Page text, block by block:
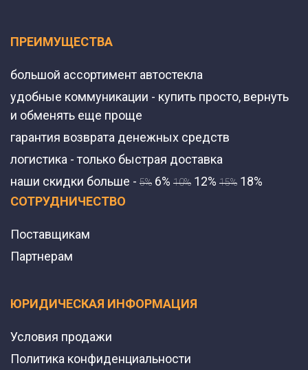
ПРЕИМУЩЕСТВА
большой ассортимент автостекла
удобные коммуникации - купить просто, вернуть
и обменять еще проще
гарантия возврата денежных средств
логистика - только быстрая доставка
наши скидки больше - 5% 6% 10% 12% 15% 18%
СОТРУДНИЧЕСТВО
Поставщикам
Партнерам
ЮРИДИЧЕСКАЯ ИНФОРМАЦИЯ
Условия продажи
Политика конфиденциальности